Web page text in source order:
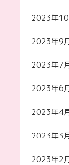
2023年
2023年9
2023年7
2023年6
2023年4
2023年3
2023年2